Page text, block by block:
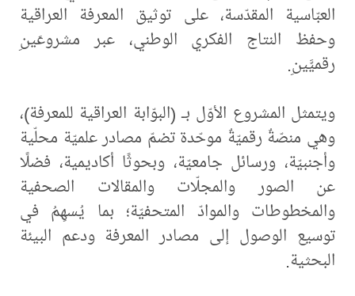
العبّاسية المقدّسة، على توثيق المعرفة العراقية
وحفظ النتاج الفكري الوطني، عبر مشروعَينِ
رقميَّينِ.
ويتمثل المشروع الأوّل بـ (البوّابة العراقية للمعرفة)،
وهي منصّةٌ رقميّةٌ موحّدة تضمّ مصادر علميّة محلّية
وأجنبيّة، ورسائل جامعيّة، وبحوثًا أكاديمية، فضلًا
عن الصور والمجلّات والمقالات الصحفية
والمخطوطات والموادّ المتحفيّة؛ بما يُسهِمُ في
توسيع الوصول إلى مصادر المعرفة ودعم البيئة
البحثية.